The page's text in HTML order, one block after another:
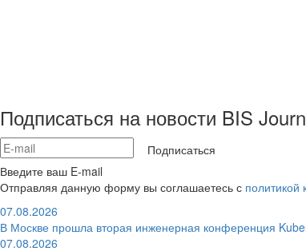
Подписаться на новости BIS
Подписаться
Введите ваш E-mail
Отправляя данную форму вы соглашаетесь с
07.08.2026
В Москве прошла вторая инженерная конференция
07.08.2026